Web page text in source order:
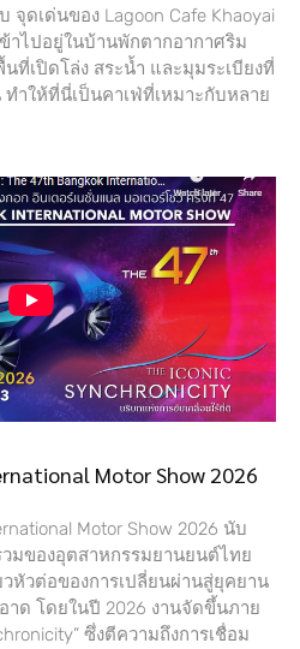
ดเด่นของ Lagoon Cafe Khaoyai
าไปอยู่ในบ้านพักตากอากาศริม
ที่เปิดโล่ง สระน้ำ และมุมระเบียงที่
ทำให้ที่นี่เป็นคาเฟ่ที่เหมาะกับหลาย
Motor Show 2026
Motor Show 2026 นับ
มของอุตสาหกรรมยานยนต์ไทย
หัวต่อของการเปลี่ยนผ่านสู่ยุคยาน
าด โดยในปี 2026 งานจัดขึ้นภาย
ซึ่งตีความถึงการเชื่อม